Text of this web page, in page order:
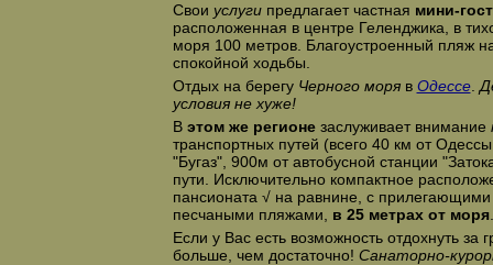
Свои услугипредлагает частная мини-
расположенная в центре Геленджика, в
моря 100 метров. Благоустроенный пляж
спокойной ходьбы.
Отдых на берегу Черного моряв Одессе.
условия не хуже!
В этом же регионезаслуживает внимание
транспортных путей (всего 40 км от
"Бугаз", 900м от автобусной станции
пути. Исключительно компактное
пансионата √ на равнине, с
песчаными пляжами,
в 25 метрах от моря.
Если у Вас есть возможность отдохнуть за
больше, чем достаточно! Санаторно-